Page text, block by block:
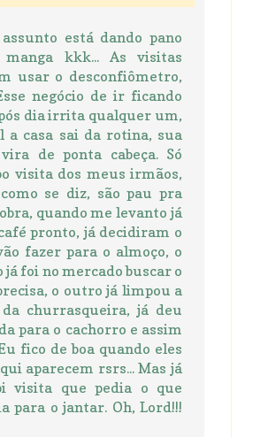
assunto está dando pano
manga kkk... As visitas
usar o desconfiômetro,
negócio de ir ficando
dia irrita qualquer um,
a casa sai da rotina, sua
de ponta cabeça. Só
visita dos meus irmãos,
se diz, são pau pra
quando me levanto já
pronto, já decidiram o
fazer para o almoço, o
já foi no mercado buscar o
o outro já limpou a
churrasqueira, já deu
para o cachorro e assim
fico de boa quando eles
aparecem rsrs... Mas já
visita que pedia o que
para o jantar. Oh, Lord!!!